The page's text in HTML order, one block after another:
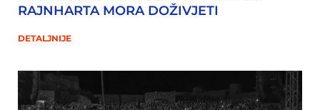
RAJNHARTA MORA DOŽIVJETI
DETALJNIJE